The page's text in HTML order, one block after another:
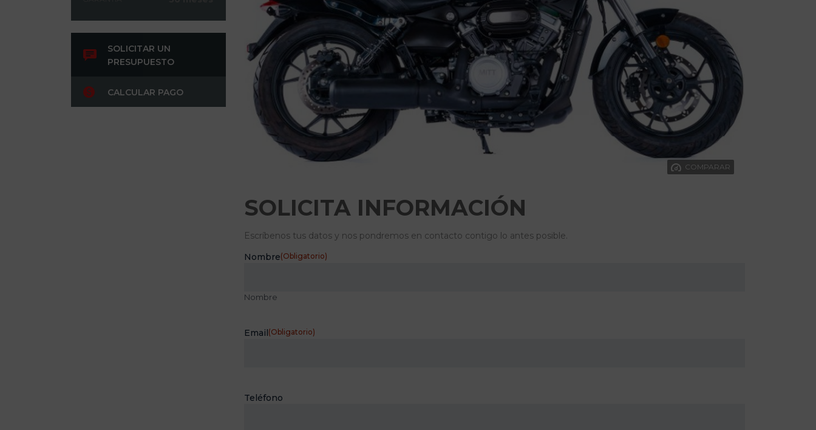
COMPARAR
SOLICITA INFORMACIÓN
Escríbenos tus datos y nos pondremos en contacto contigo lo antes posible.
Nombre(Obligatorio)
Nombre
Email(Obligatorio)
Teléfono
SOLICITAR UN
PRESUPUESTO
CALCULAR PAGO